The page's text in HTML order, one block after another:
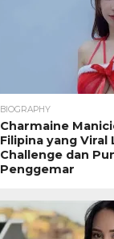
BIOGRAPHY
Charmaine
Filipina yang
Challenge dan
Penggemar